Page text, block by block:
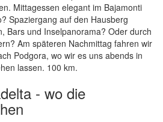
Mittagessen elegant im Bajamonti
Spaziergang auf den Hausberg
Bars und Inselpanorama? Oder durch
Am späteren Nachmittag fahren wir
Podgora, wo wir es uns abends in
lassen. 100 km.
- wo die